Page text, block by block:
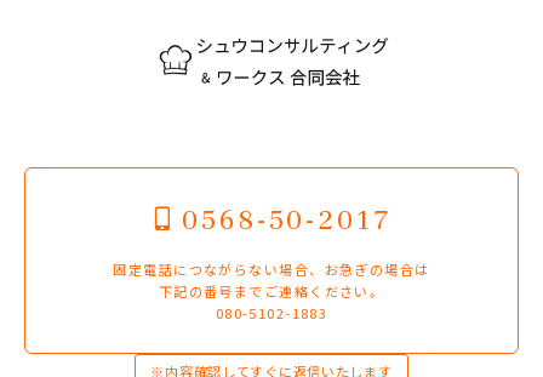
0568-50-2017
固定電話につながらない場合、お急ぎの場合は
下記の番号までご連絡ください。
080-5102-1883
※内容確認してすぐに返信いたします